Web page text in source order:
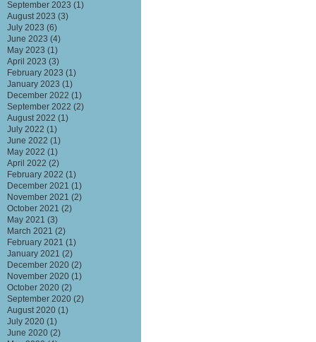
September 2023 (1)
August 2023 (3)
July 2023 (6)
June 2023 (4)
May 2023 (1)
April 2023 (3)
February 2023 (1)
January 2023 (1)
December 2022 (1)
September 2022 (2)
August 2022 (1)
July 2022 (1)
June 2022 (1)
May 2022 (1)
April 2022 (2)
February 2022 (1)
December 2021 (1)
November 2021 (2)
October 2021 (2)
May 2021 (3)
March 2021 (2)
February 2021 (1)
January 2021 (2)
December 2020 (2)
November 2020 (1)
October 2020 (2)
September 2020 (2)
August 2020 (1)
July 2020 (1)
June 2020 (2)